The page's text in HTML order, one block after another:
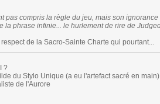
pas compris la règle du jeu, mais son
la phrase infinie... le hurlement de rire de
de la Sacro-Sainte Charte qui pourtant...
?
du Stylo Unique (a eu l'artefact sacré en
de l'Aurore